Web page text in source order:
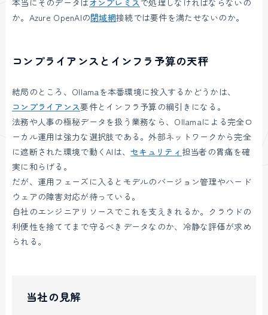
か。Azure OpenAIの閉域網接続では要件を満たせないのか。
コンプライアンスとインフラ予算の天秤
結局のところ、Ollamaを本番環境に投入するかどうかは、
コンプライアンス要件とインフラ予算の綱引きになる。
法務や人事の極秘データを扱う業務なら、Ollamaによる完全ロ
ーカル運用は強力な選択肢である。外部ネットワークから完全
に遮断された環境で動くAIは、セキュリティ 担当者の胃痛を確
実に和らげる。
だが、運用フェーズに入るとモデルのバージョン管理やハード
ウェアの障害対応が待っている。
自社のエンジニアリソースでこれを支えきれるか。クラウドの
利便性を捨ててまで守るべきデータなのか、冷静な評価が求め
られる。
当社の見解